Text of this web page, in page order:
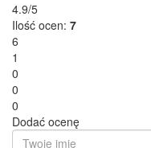
4.9/5
Ilość ocen: 7
6
1
0
0
0
Dodać ocenę